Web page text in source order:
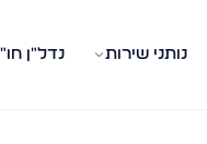
נותני שירות נדל"ן